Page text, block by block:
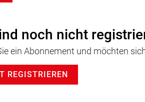
noch nicht
ein Abonnement und möchten
REGISTRIEREN